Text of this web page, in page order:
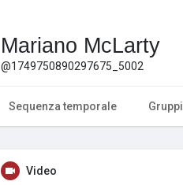
Mariano McLarty
@1749750890297675_5002
Sequenza temporale Gruppi
Video